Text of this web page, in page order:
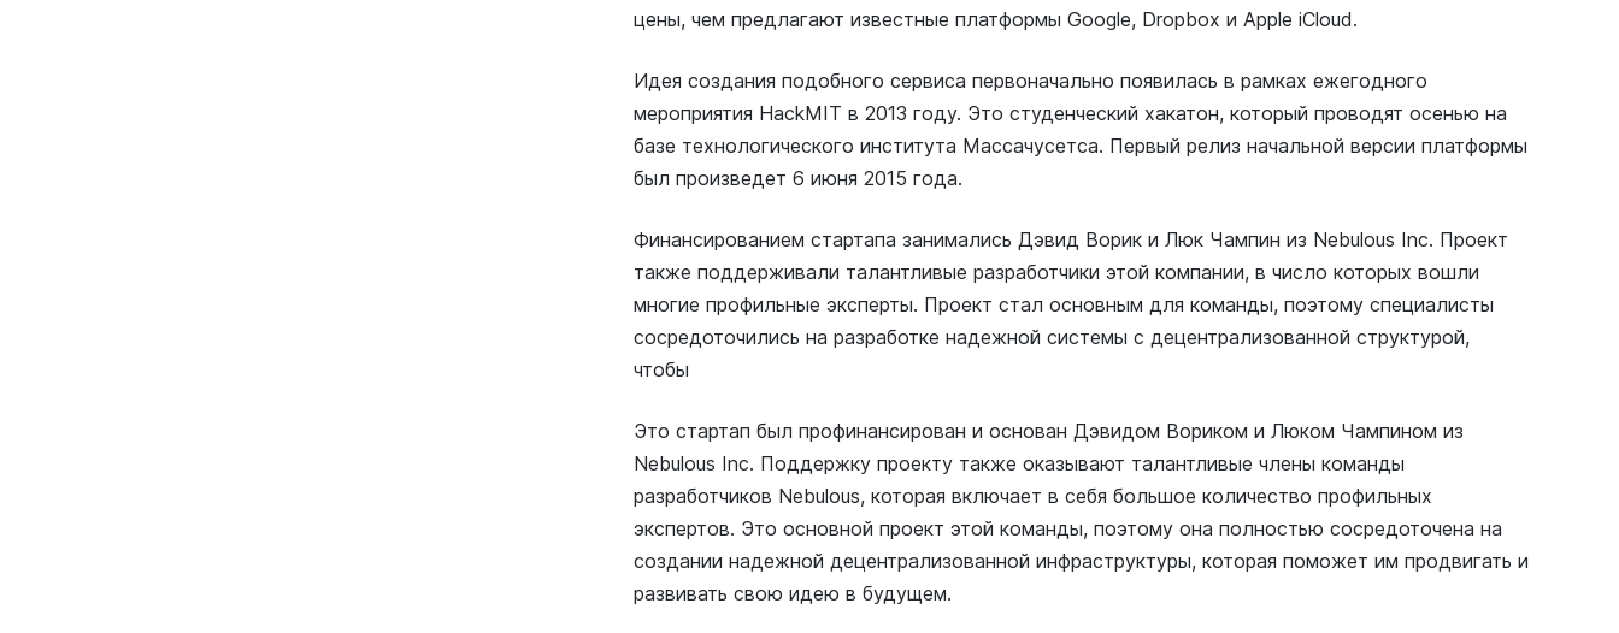
цены, чем предлагают известные платформы Google, Dropbox и Apple iCloud.
Идея создания подобного сервиса первоначально появилась в рамках ежегодного
мероприятия HackMIT в 2013 году. Это студенческий хакатон, который проводят осенью на
базе технологического института Массачусетса. Первый релиз начальной версии платформы
был произведет 6 июня 2015 года.
Финансированием стартапа занимались Дэвид Ворик и Люк Чампин из Nebulous Inc. Проект
также поддерживали талантливые разработчики этой компании, в число которых вошли
многие профильные эксперты. Проект стал основным для команды, поэтому специалисты
сосредоточились на разработке надежной системы с децентрализованной структурой,
чтобы
Это стартап был профинансирован и основан Дэвидом Вориком и Люком Чампином из
Nebulous Inc. Поддержку проекту также оказывают талантливые члены команды
разработчиков Nebulous, которая включает в себя большое количество профильных
экспертов. Это основной проект этой команды, поэтому она полностью сосредоточена на
создании надежной децентрализованной инфраструктуры, которая поможет им продвигать и
развивать свою идею в будущем.